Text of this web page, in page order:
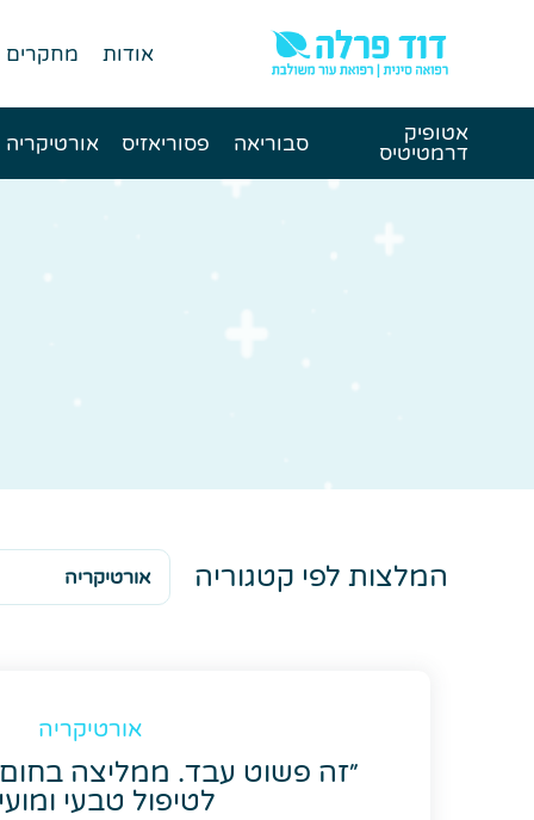
אודות מחקרים
אטופיק
דרמטיטיס
סבוריאה פסוריאזיס אורטיקריה
המלצות לפי קטגוריה
אורטיקריה
״זה פשוט עבד. ממליצה
לטיפול טבעי